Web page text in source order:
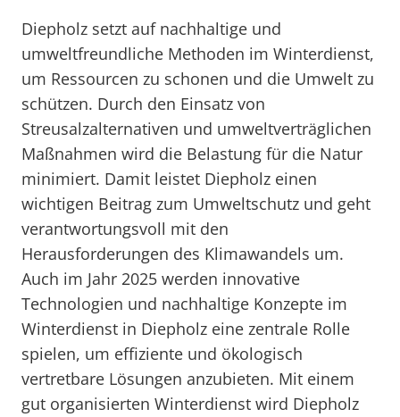
Diepholz setzt auf nachhaltige und
umweltfreundliche Methoden im Winterdienst,
um Ressourcen zu schonen und die Umwelt zu
schützen. Durch den Einsatz von
Streusalzalternativen und umweltverträglichen
Maßnahmen wird die Belastung für die Natur
minimiert. Damit leistet Diepholz einen
wichtigen Beitrag zum Umweltschutz und geht
verantwortungsvoll mit den
Herausforderungen des Klimawandels um.
Auch im Jahr 2025 werden innovative
Technologien und nachhaltige Konzepte im
Winterdienst in Diepholz eine zentrale Rolle
spielen, um effiziente und ökologisch
vertretbare Lösungen anzubieten. Mit einem
gut organisierten Winterdienst wird Diepholz